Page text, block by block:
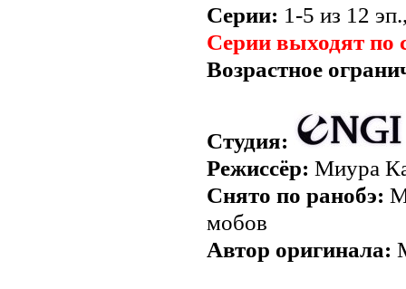
Серии: 1-5 из 12
Серии выходят по
Возрастное
Студия:
Режиссёр: Миура
Снято по ранобэ:
мобов
Автор оригинала: